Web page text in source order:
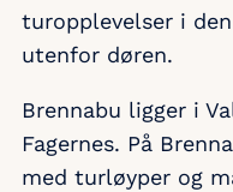
turopplevelser i
utenfor døren.
Brennabu ligger i
Fagernes. På
med turløyper og